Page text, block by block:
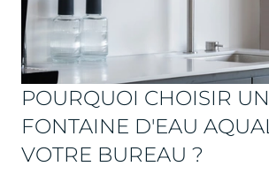
POURQUOI CHOISIR
FONTAINE D'EAU
VOTRE BUREAU ?